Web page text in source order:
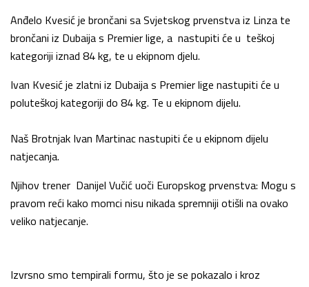
Anđelo Kvesić je brončani sa Svjetskog prvenstva iz Linza te
brončani iz Dubaija s Premier lige, a nastupiti će u teškoj
kategoriji iznad 84 kg, te u ekipnom djelu.
Ivan Kvesić je zlatni iz Dubaija s Premier lige nastupiti će u
poluteškoj kategoriji do 84 kg. Te u ekipnom dijelu.
Naš Brotnjak Ivan Martinac nastupiti će u ekipnom dijelu
natjecanja.
Njihov trener Danijel Vučić uoči Europskog prvenstva: Mogu s
pravom reći kako momci nisu nikada spremniji otišli na ovako
veliko natjecanje.
Izvrsno smo tempirali formu, što je se pokazalo i kroz